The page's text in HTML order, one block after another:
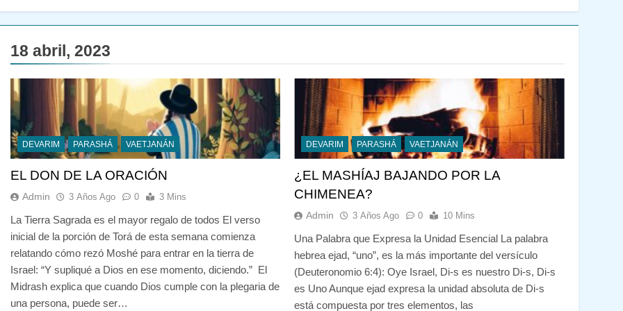
18 abril, 2023
DEVARIM PARASHÁ VAETJANÁN
EL DON DE LA ORACIÓN
Admin 3 Años Ago 0 3 Mins
La Tierra Sagrada es el mayor regalo de todos El verso
inicial de la porción de Torá de esta semana comienza
relatando cómo rezó Moshé para entrar en la tierra de
Israel: “Y supliqué a Dios en ese momento, diciendo.” El
Midrash explica que cuando Dios cumple con la plegaria de
una persona, puede ser…
DEVARIM PARASHÁ VAETJANÁN
¿EL MASHÍAJ BAJANDO POR LA
CHIMENEA?
Admin 3 Años Ago 0 10 Mins
Una Palabra que Expresa la Unidad Esencial La palabra
hebrea ejad, “uno”, es la más importante del versículo
(Deuteronomio 6:4): Oye Israel, Di-s es nuestro Di-s, Di-s
es Uno Aunque ejad expresa la unidad absoluta de Di-s
está compuesta por tres elementos, las